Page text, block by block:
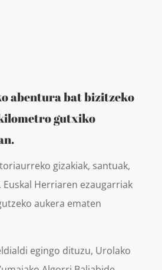
abentura bat bizitzeko
gutxiko
gizakiak, santuak,
Herriaren ezaugarriak
aukera ematen
egingo dituzu, Urolako